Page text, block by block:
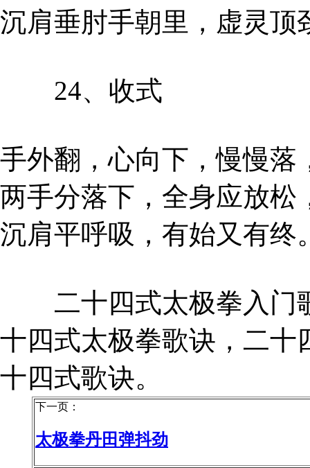
沉肩垂肘手朝里，虚灵顶
24、收式
手外翻，心向下，慢慢落
两手分落下，全身应放松
沉肩平呼吸，有始又有终
二十四式太极拳入门
十四式太极拳歌诀，二十
十四式歌诀。
下一页：
太极拳丹田弹抖劲